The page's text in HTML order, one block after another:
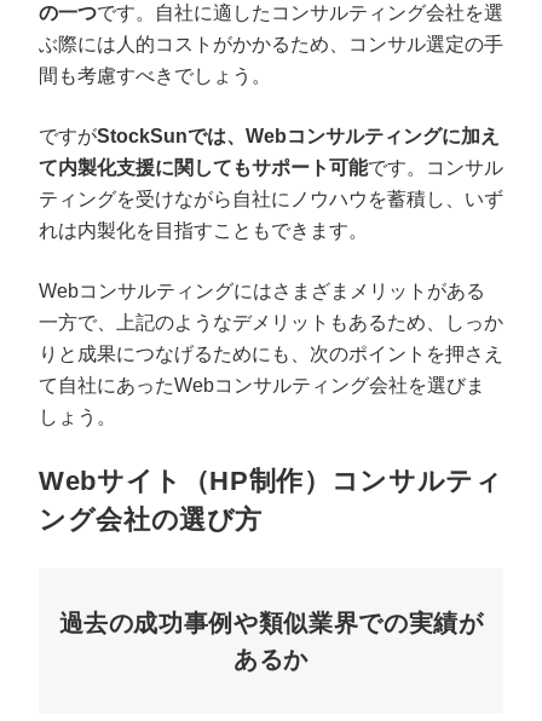
の一つです。自社に適したコンサルティング会社を選
ぶ際には人的コストがかかるため、コンサル選定の手
間も考慮すべきでしょう。
ですがStockSunでは、Webコンサルティングに加え
て内製化支援に関してもサポート可能です。コンサル
ティングを受けながら自社にノウハウを蓄積し、いず
れは内製化を目指すこともできます。
Webコンサルティングにはさまざまメリットがある
一方で、上記のようなデメリットもあるため、しっか
りと成果につなげるためにも、次のポイントを押さえ
て自社にあったWebコンサルティング会社を選びま
しょう。
Webサイト（HP制作）コンサルティ
ング会社の選び方
過去の成功事例や類似業界での実績が
あるか